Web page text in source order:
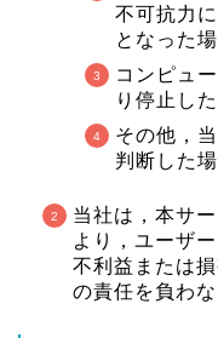
不可抗力
となった
コンピュ
り停止し
その他，
判断した
当社は，本サ
より，ユーザ
不利益または
の責任を負わ